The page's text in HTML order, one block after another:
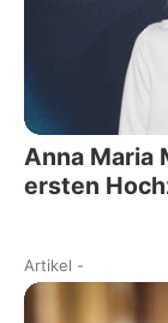
Anna Maria
ersten
Artikel -